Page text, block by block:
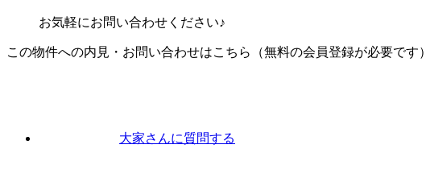
お気軽にお問い合わせください♪
この物件への内見・お問い合わせはこちら（無料の会員登録が必要です）
大家さんに質問する